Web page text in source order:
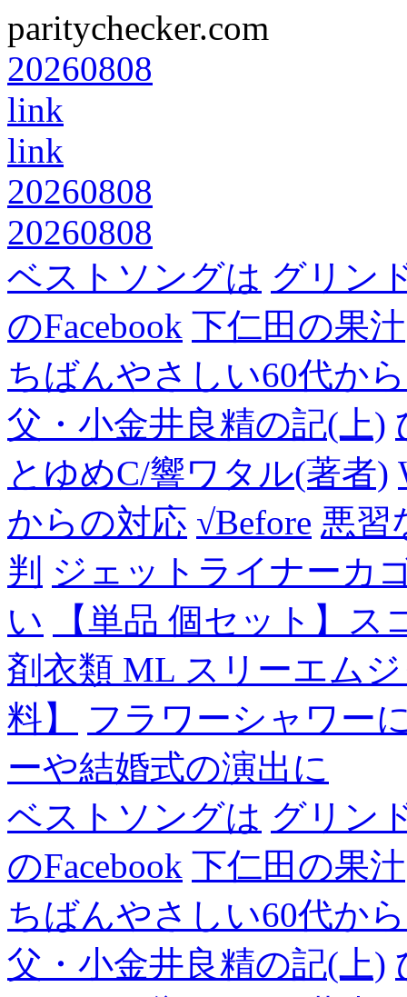
paritychecker.com
20260808
link
link
20260808
20260808
ベストソングは グリン
のFacebook 下仁田の果汁
ちばんやさしい60代から
父・小金井良精の記(上)
とゆめC/響ワタル(著者)
からの対応 √Before 悪習
判 ジェットライナーカ
い
【単品 個セット】
剤衣類 ML スリーエム
料】
フラワーシャワー
ーや結婚式の演出に
ベストソングは グリン
のFacebook 下仁田の果汁
ちばんやさしい60代から
父・小金井良精の記(上)